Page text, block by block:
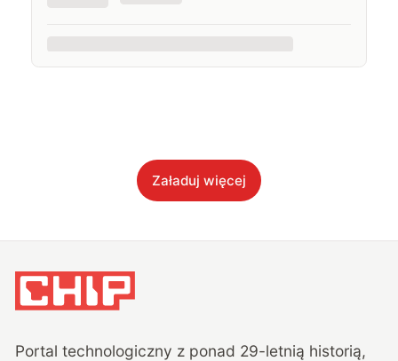
Załaduj więcej
Portal technologiczny z ponad 29-letnią historią,